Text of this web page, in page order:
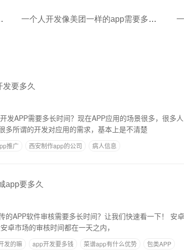
城app要多久 一个人开发像美团一样的app需要多久,如何做像美团app软件
要多久
发APP需要多长时间？现在APP应用的场景很多，很多人
多所谓的开发对应用的需求，基本上是不清楚
推广 西安制作app的公司
病人信息
app要多久
软件审核需要多长时间？让我们快速看一下！ 安卓
需要多长时间？ 你好，一般安卓市场的审核时间都在一天之内，
发的嘛 app开发要多钱 菜谱app有什么优势
包类APP